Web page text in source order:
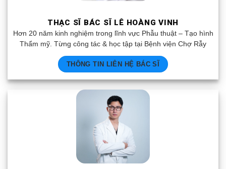
THẠC SĨ BÁC SĨ LÊ HOÀNG VINH
Hơn 20 năm kinh nghiệm trong lĩnh vực Phẫu thuật – Tạo hình
Thẩm mỹ. Từng công tác & học tập tại Bệnh viện Chợ Rẫy
THÔNG TIN LIÊN HỆ BÁC SĨ